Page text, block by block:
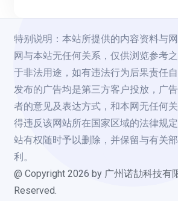
特别说明：本站所提供的内容资料与
网与本站无任何关系，仅供浏览参考
于非法用途，如有违法行为后果责任
发布的广告均是第三方客户投放，广
者的意见及表达方式，和本网无任何
得违反该网站所在国家区域的法律规
站有权随时予以删除，并保留与有关
利。
@ Copyright2026 by 广州诺劼科技有
Reserved.